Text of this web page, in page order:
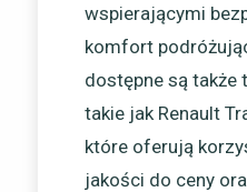
wspierającymi
komfort
dostępne są także
takie jak Renault
które oferują
jakości do ceny